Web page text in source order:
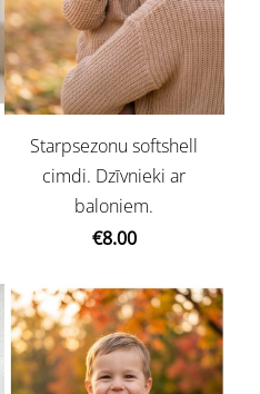
Starpsezonu softshell
cimdi. Dzīvnieki ar
baloniem.
€8.00